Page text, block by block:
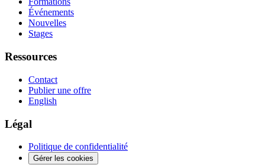
Événements
Nouvelles
Stages
Ressources
Contact
Publier une offre
English
Légal
Politique de confidentialité
Gérer les cookies